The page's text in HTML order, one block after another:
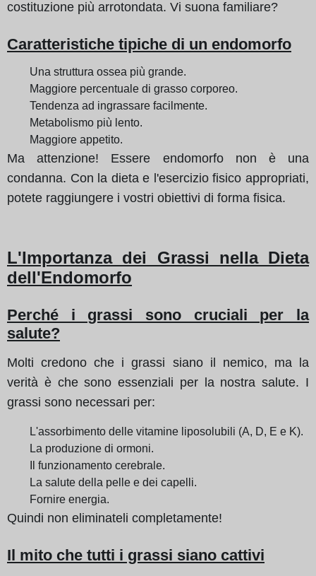
costituzione più arrotondata. Vi suona familiare?
Caratteristiche tipiche di un endomorfo
Una struttura ossea più grande.
Maggiore percentuale di grasso corporeo.
Tendenza ad ingrassare facilmente.
Metabolismo più lento.
Maggiore appetito.
Ma attenzione! Essere endomorfo non è una
condanna. Con la dieta e l'esercizio fisico appropriati,
potete raggiungere i vostri obiettivi di forma fisica.
L'Importanza dei Grassi nella Dieta
dell'Endomorfo
Perché i grassi sono cruciali per la
salute?
Molti credono che i grassi siano il nemico, ma la
verità è che sono essenziali per la nostra salute. I
grassi sono necessari per:
L'assorbimento delle vitamine liposolubili (A, D, E e K).
La produzione di ormoni.
Il funzionamento cerebrale.
La salute della pelle e dei capelli.
Fornire energia.
Quindi non eliminateli completamente!
Il mito che tutti i grassi siano cattivi